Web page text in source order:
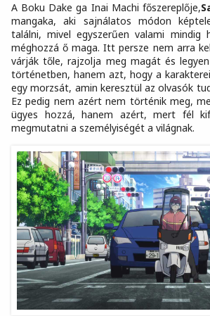
A Boku Dake ga Inai Machi főszereplője,
mangaka, aki sajnálatos módon
találni, mivel egyszerűen valami mindig
méghozzá ő maga. Itt persze nem arra
várják tőle, rajzolja meg magát és
történetben, hanem azt, hogy a
egy morzsát, amin keresztül az olvasók
Ez pedig nem azért nem történik meg,
ügyes hozzá, hanem azért, mert fél
megmutatni a személyiségét a világnak.